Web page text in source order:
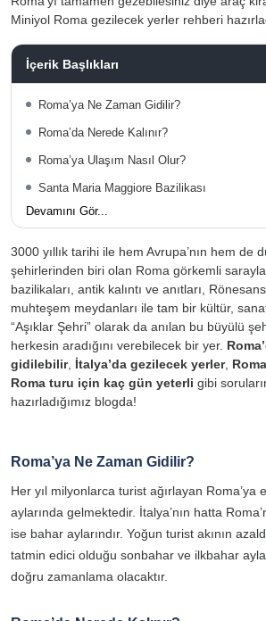
Miniyol Roma gezilecek yerler rehberi
İçerik Başlıkları
Roma’ya Ne Zaman Gidilir?
Roma’da Nerede Kalınır?
Roma’ya Ulaşım Nasıl Olur?
Santa Maria Maggiore Bazilikası
Devamını Gör...
3000 yıllık tarihi ile hem Avrupa’nın hem de
şehirlerinden biri olan Roma görkemli
bazilikaları, antik kalıntı ve anıtları,
muhteşem meydanları ile tam bir kültür,
“Aşıklar Şehri” olarak da anılan bu büyülü
herkesin aradığını verebilecek bir yer.
gidilebilir, İtalya’da gezilecek yerler,
Roma turu için kaç gün yeterli gibi
hazırladığımız blogda!
Roma’ya Ne Zaman Gidilir?
Her yıl milyonlarca turist ağırlayan Roma’ya
aylarında gelmektedir. İtalya’nın hatta
ise bahar aylarındır. Yoğun turist akının
tatmin edici olduğu sonbahar ve ilkbahar
doğru zamanlama olacaktır.